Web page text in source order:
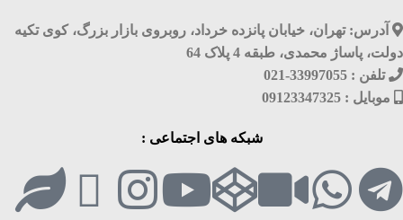
آدرس: تهران، خیابان پانزده خرداد، روبروی بازار بزرگ، کوی تکیه
دولت، پاساژ محمدی، طبقه 4 پلاک 64
تلفن : 33997055-021
موبایل : 09123347325
شبکه های اجتماعی :